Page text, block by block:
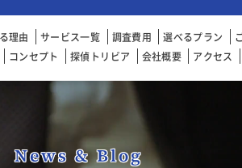
理由 サービス一覧 調査費用 選べるプラン
コンセプト 探偵トリビア 会社概要 アクセス
News & Blog